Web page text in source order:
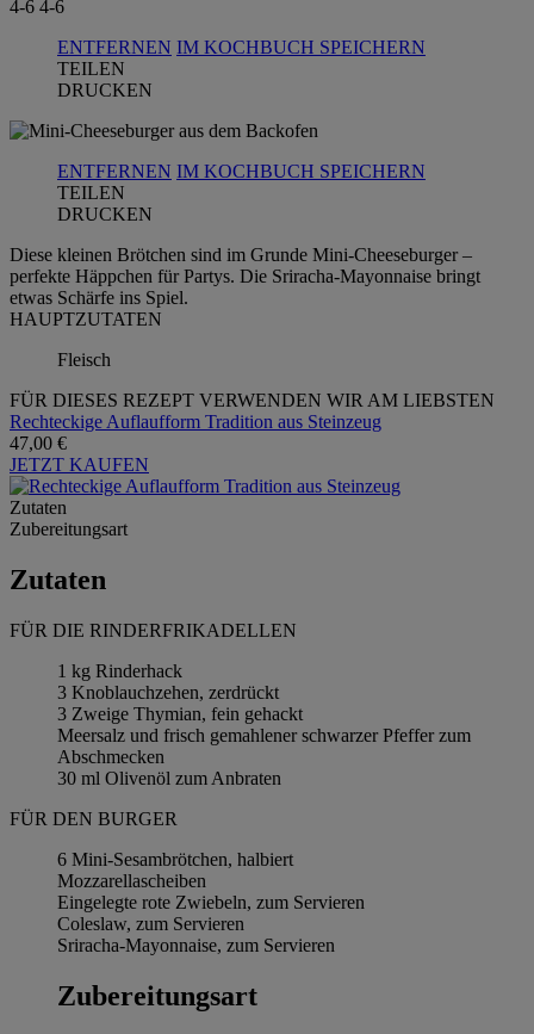
4-6 4-6
ENTFERNEN IM KOCHBUCH SPEICHERN
TEILEN
DRUCKEN
ENTFERNEN IM KOCHBUCH SPEICHERN
TEILEN
DRUCKEN
Diese kleinen Brötchen sind im Grunde Mini-Cheeseburger –
perfekte Häppchen für Partys. Die Sriracha-Mayonnaise bringt
etwas Schärfe ins Spiel.
HAUPTZUTATEN
Fleisch
FÜR DIESES REZEPT VERWENDEN WIR AM LIEBSTEN
Rechteckige Auflaufform Tradition aus Steinzeug
47,00 €
JETZT KAUFEN
Zutaten
Zubereitungsart
Zutaten
FÜR DIE RINDERFRIKADELLEN
1 kg Rinderhack
3 Knoblauchzehen, zerdrückt
3 Zweige Thymian, fein gehackt
Meersalz und frisch gemahlener schwarzer Pfeffer zum
Abschmecken
30 ml Olivenöl zum Anbraten
FÜR DEN BURGER
6 Mini-Sesambrötchen, halbiert
Mozzarellascheiben
Eingelegte rote Zwiebeln, zum Servieren
Coleslaw, zum Servieren
Sriracha-Mayonnaise, zum Servieren
Zubereitungsart